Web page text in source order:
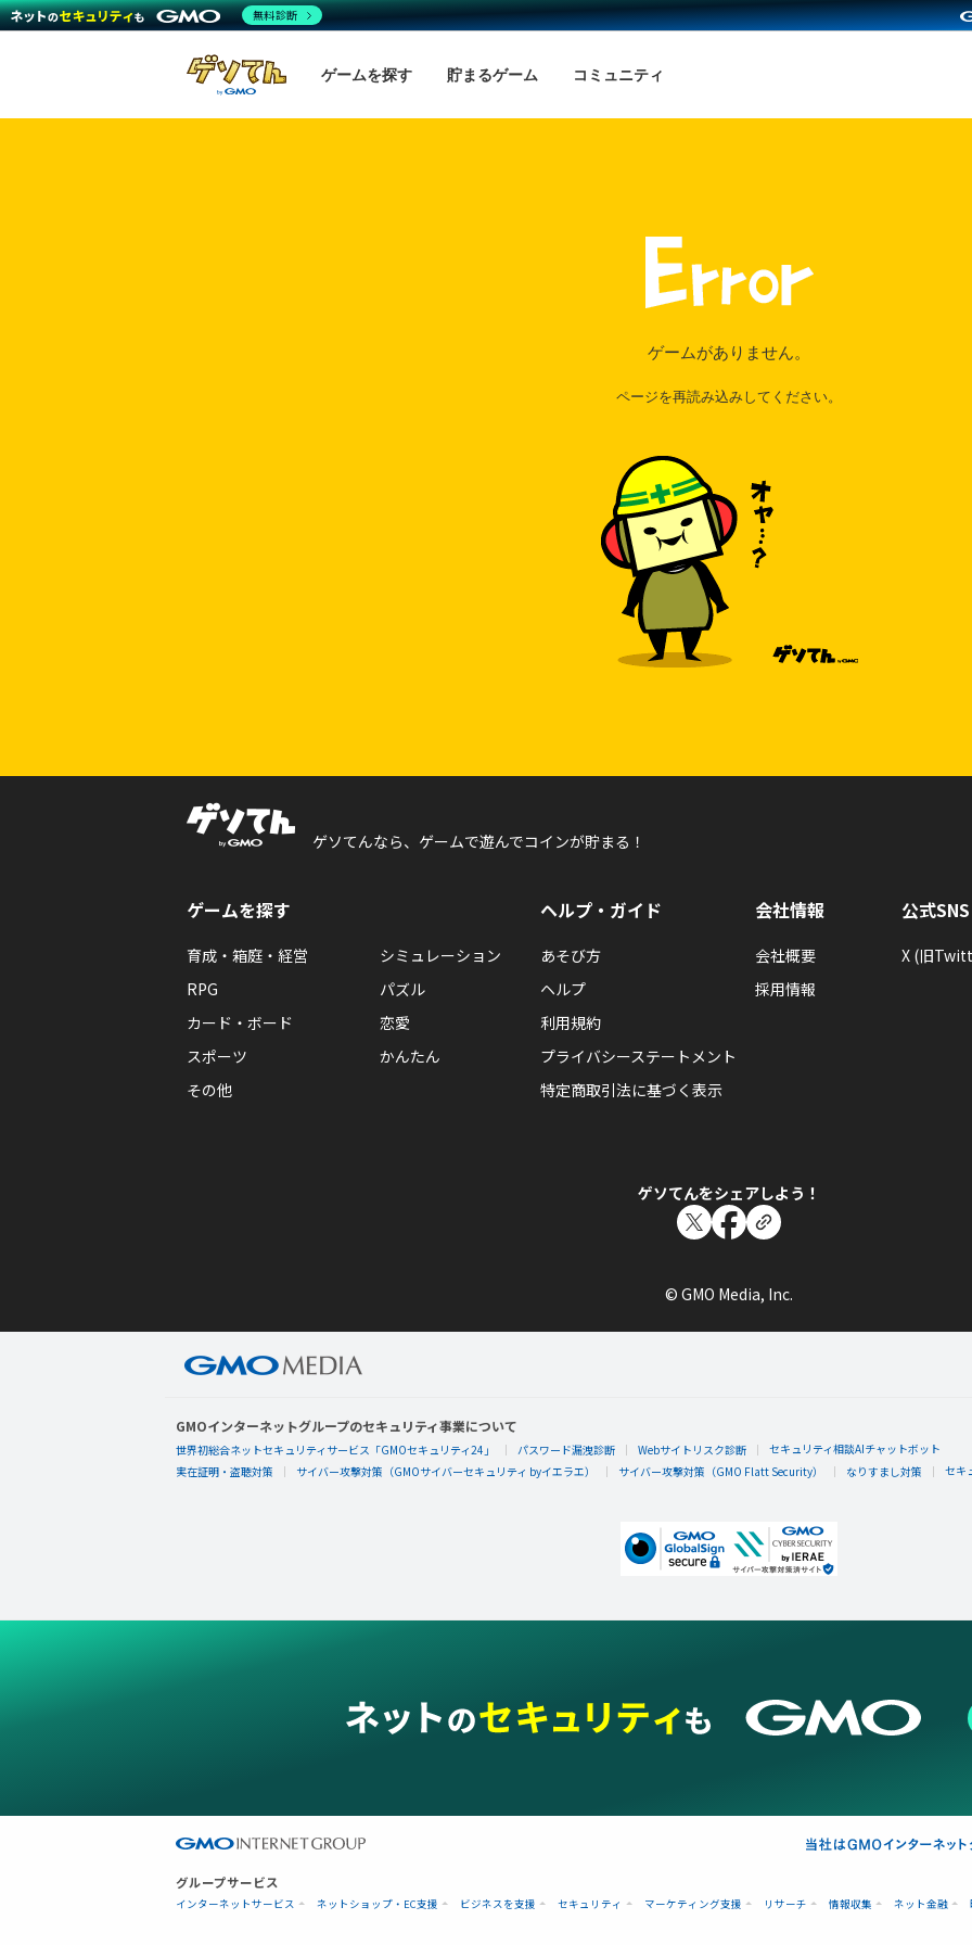
ゲームを探す 貯まるゲーム コミュニティ
ゲームがありません。
ページを再読み込みしてください。
ゲソてんなら、ゲームで遊んでコインが貯まる！
ゲームを探す
育成・箱庭・経営
シミュレーション
RPG
パズル
カード・ボード
恋愛
スポーツ
かんたん
その他
ヘルプ・ガイド
あそび方
ヘルプ
利用規約
プライバシーステートメント
特定商取引法に基づく表示
会社情報
会社概要
採用情報
公式SNS
X (旧
ゲソてんをシェアしよう！
© GMO Media, Inc.
GMOインターネットグループのセキュリティ事業について
世界初総合ネットセキュリティサービス「GMOセキュリティ24」 パスワード漏洩診断 Webサイトリスク診断
セキュリティ相談AIチャットボット
実在証明・盗聴対策
サイバー攻撃対策（GMOサイバーセキュリティ byイエラエ） サイバー攻撃対策（GMO Flatt Security） なりすまし対策 セキ
グループサービス
インターネットサービス ネットショップ・EC支援 ビジネスを支援 セキュリティ マーケティング支援 リサーチ 情報収集 ネット金融
無料診断